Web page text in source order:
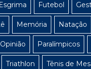
Esgrima Futebol
Memória Natação
Opinião Paralímpicos
Triathlon Tênis de